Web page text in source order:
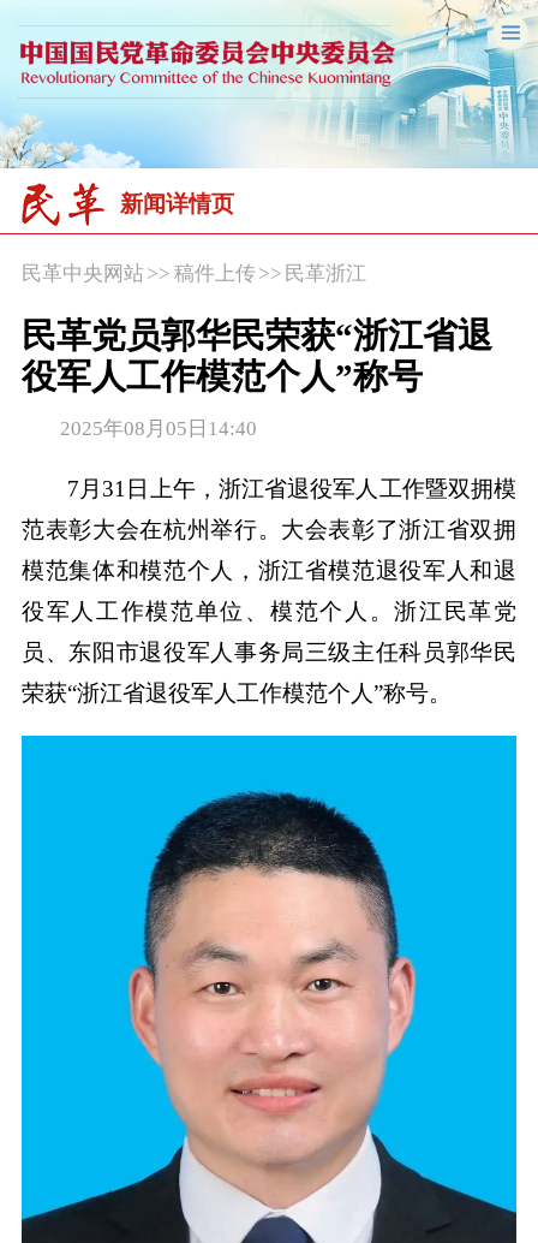
新闻详情页
民革中央网站>> 稿件上传 >> 民革浙江
民革党员郭华民荣获“浙江省退
役军人工作模范个人”称号
2025年08月05日14:40
7月31日上午，浙江省退役军人工作暨双拥模
范表彰大会在杭州举行。大会表彰了浙江省双拥
模范集体和模范个人，浙江省模范退役军人和退
役军人工作模范单位、模范个人。浙江民革党
员、东阳市退役军人事务局三级主任科员郭华民
荣获“浙江省退役军人工作模范个人”称号。